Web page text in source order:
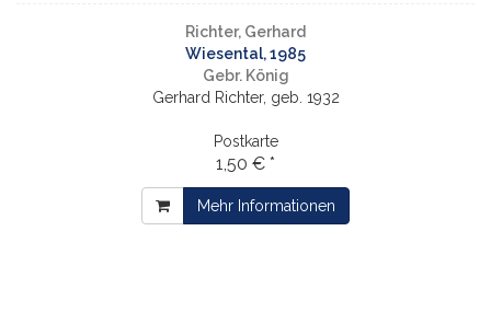
Richter, Gerhard
Wiesental, 1985
Gebr. König
Gerhard Richter, geb. 1932
Postkarte
1,50 € *
Mehr Informationen